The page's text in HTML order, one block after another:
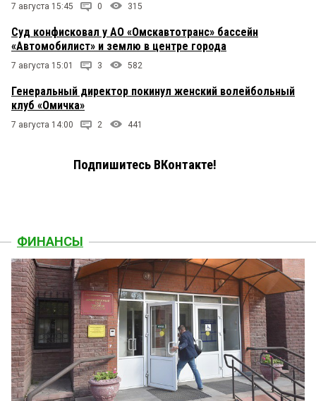
7 августа 15:45 0 315
Суд конфисковал у АО «Омскавтотранс» бассейн
«Автомобилист» и землю в центре города
7 августа 15:01 3 582
Генеральный директор покинул женский волейбольный
клуб «Омичка»
7 августа 14:00 2 441
Подпишитесь ВКонтакте!
ФИНАНСЫ